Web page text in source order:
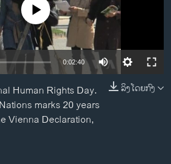
source currently available
0:02:40
ລິງໂດຍກົງ
Human Rights Day.
marks 20 years
Vienna Declaration,